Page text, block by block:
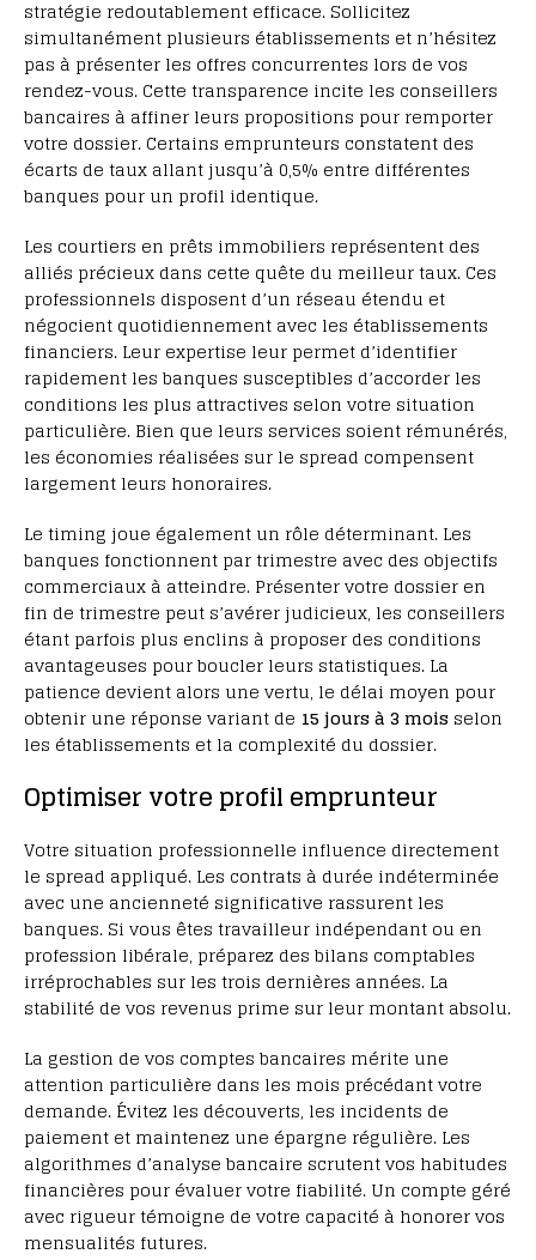
stratégie redoutablement efficace. Sollicitez
simultanément plusieurs établissements et n’hésitez
pas à présenter les offres concurrentes lors de vos
rendez-vous. Cette transparence incite les conseillers
bancaires à affiner leurs propositions pour remporter
votre dossier. Certains emprunteurs constatent des
écarts de taux allant jusqu’à 0,5% entre différentes
banques pour un profil identique.
Les courtiers en prêts immobiliers représentent des
alliés précieux dans cette quête du meilleur taux. Ces
professionnels disposent d’un réseau étendu et
négocient quotidiennement avec les établissements
financiers. Leur expertise leur permet d’identifier
rapidement les banques susceptibles d’accorder les
conditions les plus attractives selon votre situation
particulière. Bien que leurs services soient rémunérés,
les économies réalisées sur le spread compensent
largement leurs honoraires.
Le timing joue également un rôle déterminant. Les
banques fonctionnent par trimestre avec des objectifs
commerciaux à atteindre. Présenter votre dossier en
fin de trimestre peut s’avérer judicieux, les conseillers
étant parfois plus enclins à proposer des conditions
avantageuses pour boucler leurs statistiques. La
patience devient alors une vertu, le délai moyen pour
obtenir une réponse variant de 15 jours à 3 mois selon
les établissements et la complexité du dossier.
Optimiser votre profil emprunteur
Votre situation professionnelle influence directement
le spread appliqué. Les contrats à durée indéterminée
avec une ancienneté significative rassurent les
banques. Si vous êtes travailleur indépendant ou en
profession libérale, préparez des bilans comptables
irréprochables sur les trois dernières années. La
stabilité de vos revenus prime sur leur montant absolu.
La gestion de vos comptes bancaires mérite une
attention particulière dans les mois précédant votre
demande. Évitez les découverts, les incidents de
paiement et maintenez une épargne régulière. Les
algorithmes d’analyse bancaire scrutent vos habitudes
financières pour évaluer votre fiabilité. Un compte géré
avec rigueur témoigne de votre capacité à honorer vos
mensualités futures.